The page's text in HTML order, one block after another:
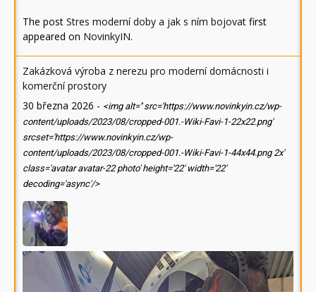
The post Stres moderní doby a jak s ním bojovat first
appeared on NovinkyIN.
Zakázková výroba z nerezu pro moderní domácnosti i
komerční prostory
30 března 2026 - <img alt='' src='https://www.novinkyin.cz/wp-
content/uploads/2023/08/cropped-001.-Wiki-Favi-1-22x22.png'
srcset='https://www.novinkyin.cz/wp-
content/uploads/2023/08/cropped-001.-Wiki-Favi-1-44x44.png 2x'
class='avatar avatar-22 photo' height='22' width='22'
decoding='async'/>